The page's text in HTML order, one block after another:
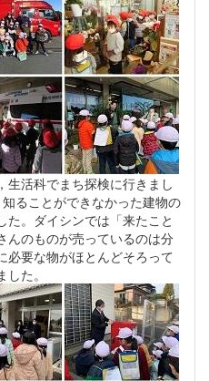
活科でまち探検に行きまし
ることができなかった建物の
。ダイシンでは「来たこと
んのものが売っているのは分
必要な物がほとんどそろって
た。